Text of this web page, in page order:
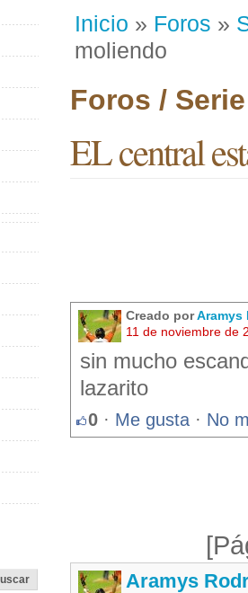
Inicio » Foros »
moliendo
Foros /
EL central
Creado porAramys
11 de noviembre de
sin mucho
lazarito
0 · Me gusta · No
Aramys